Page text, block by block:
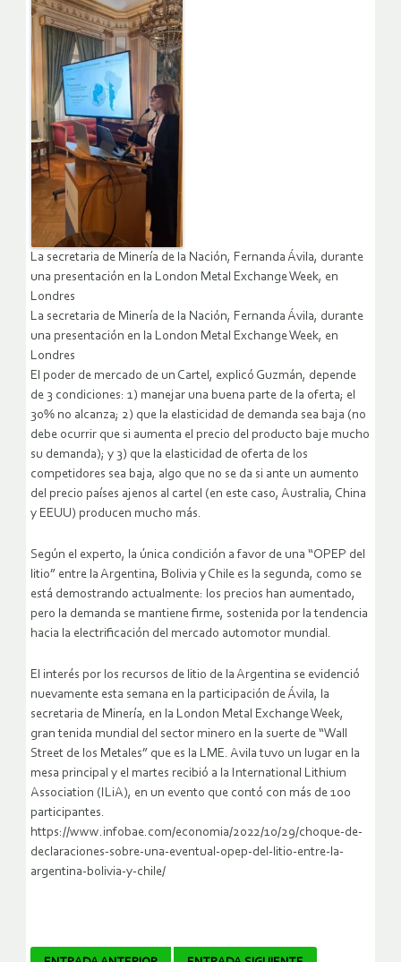
La secretaria de Minería de la Nación, Fernanda Ávila, durante
una presentación en la London Metal Exchange Week, en
Londres
La secretaria de Minería de la Nación, Fernanda Ávila, durante
una presentación en la London Metal Exchange Week, en
Londres
El poder de mercado de un Cartel, explicó Guzmán, depende
de 3 condiciones: 1) manejar una buena parte de la oferta; el
30% no alcanza; 2) que la elasticidad de demanda sea baja (no
debe ocurrir que si aumenta el precio del producto baje mucho
su demanda); y 3) que la elasticidad de oferta de los
competidores sea baja, algo que no se da si ante un aumento
del precio países ajenos al cartel (en este caso, Australia, China
y EEUU) producen mucho más.
Según el experto, la única condición a favor de una “OPEP del
litio” entre la Argentina, Bolivia y Chile es la segunda, como se
está demostrando actualmente: los precios han aumentado,
pero la demanda se mantiene firme, sostenida por la tendencia
hacia la electrificación del mercado automotor mundial.
El interés por los recursos de litio de la Argentina se evidenció
nuevamente esta semana en la participación de Ávila, la
secretaria de Minería, en la London Metal Exchange Week,
gran tenida mundial del sector minero en la suerte de “Wall
Street de los Metales” que es la LME. Avila tuvo un lugar en la
mesa principal y el martes recibió a la International Lithium
Association (ILiA), en un evento que contó con más de 100
participantes.
https://www.infobae.com/economia/2022/10/29/choque-de-
declaraciones-sobre-una-eventual-opep-del-litio-entre-la-
argentina-bolivia-y-chile/